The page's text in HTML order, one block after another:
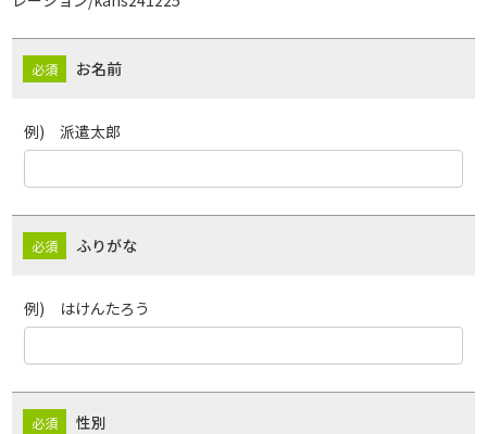
お名前
例) 派遣太郎
ふりがな
例) はけんたろう
性別